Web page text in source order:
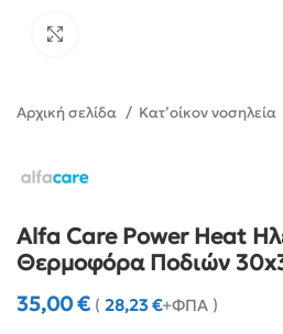
Αρχική σελίδα Κατ’οίκον νοσηλεία
Alfa Care Power Heat
Θερμοφόρα Ποδιών
35,00€ ( 28,23€+ΦΠΑ )